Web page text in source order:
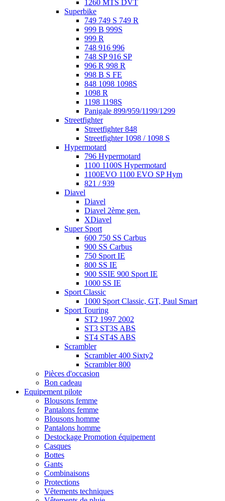
1260 MTS DVT
Superbike
749 749 S 749 R
999 B 999S
999 R
748 916 996
748 SP 916 SP
996 R 998 R
998 B S FE
848 1098 1098S
1098 R
1198 1198S
Panigale 899/959/1199/1299
Streetfighter
Streetfighter 848
Streetfighter 1098 / 1098 S
Hypermotard
796 Hypermotard
1100 1100S Hypermotard
1100EVO 1100 EVO SP Hym
821 / 939
Diavel
Diavel
Diavel 2ème gen.
XDiavel
Super Sport
600 750 SS Carbus
900 SS Carbus
750 Sport IE
800 SS IE
900 SSIE 900 Sport IE
1000 SS IE
Sport Classic
1000 Sport Classic, GT, Paul Smart
Sport Touring
ST2 1997 2002
ST3 ST3S ABS
ST4 ST4S ABS
Scrambler
Scrambler 400 Sixty2
Scrambler 800
Pièces d'occasion
Bon cadeau
Equipement pilote
Blousons femme
Pantalons femme
Blousons homme
Pantalons homme
Destockage Promotion équipement
Casques
Bottes
Gants
Combinaisons
Protections
Vêtements techniques